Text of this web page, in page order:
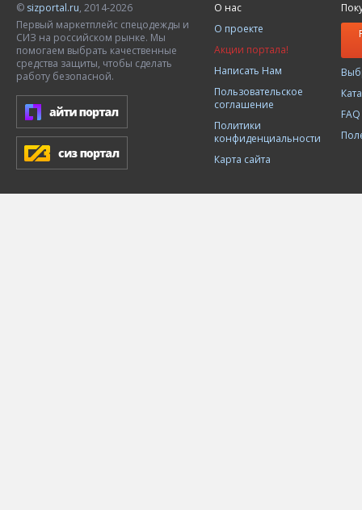
© sizportal.ru, 2014-2026
Первый маркетплейс спецодежды и
СИЗ на российском рынке. Мы
помогаем выбрать качественные
средства защиты, чтобы сделать
работу безопасной.
О нас
О проекте
Акции портала!
Написать Нам
Пользовательское
соглашение
Политики
конфиденциальности
Карта сайта
FAQ